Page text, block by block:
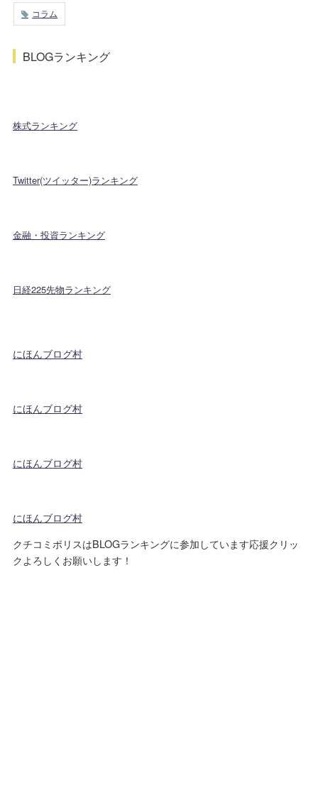
コラム
BLOGランキング
株式ランキング
Twitter(ツイッター)ランキング
金融・投資ランキング
日経225先物ランキング
にほんブログ村
にほんブログ村
にほんブログ村
にほんブログ村
クチコミポリスはBLOGランキングに参加しています応援クリッ
クよろしくお願いします！